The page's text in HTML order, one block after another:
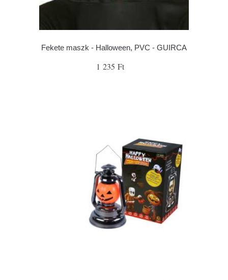
Fekete maszk - Halloween, PVC - GUIRCA
1 235 Ft